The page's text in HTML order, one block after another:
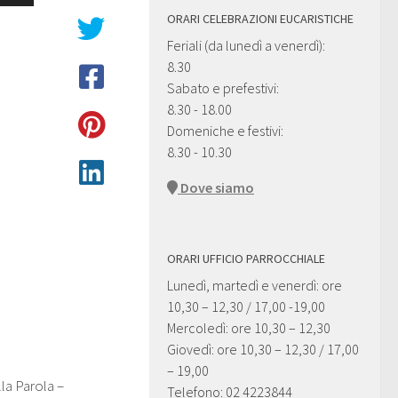
Parola –
ORARI CELEBRAZIONI EUCARISTICHE
Feriali (da lunedì a venerdì):
8.30
Sabato e prefestivi:
8.30 - 18.00
Domeniche e festivi:
8.30 - 10.30
Dove siamo
ORARI UFFICIO PARROCCHIALE
Lunedì, martedì e venerdì: ore
10,30 – 12,30 / 17,00 -19,00
Mercoledì: ore 10,30 – 12,30
Giovedì: ore 10,30 – 12,30 / 17,00
– 19,00
Telefono: 02 4223844